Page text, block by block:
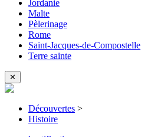
Jordanie
Malte
Pèlerinage
Rome
Saint-Jacques-de-Compostelle
Terre sainte
✕
Découvertes >
Histoire